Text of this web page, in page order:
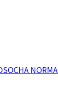
OCHA NORMA